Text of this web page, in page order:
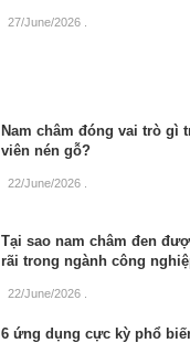
27/June/2026
Nam châm đóng vai trò gì
viên nén gỗ?
22/June/2026
Tại sao nam châm đen
rãi trong ngành công
22/June/2026
6 ứng dụng cực kỳ phổ